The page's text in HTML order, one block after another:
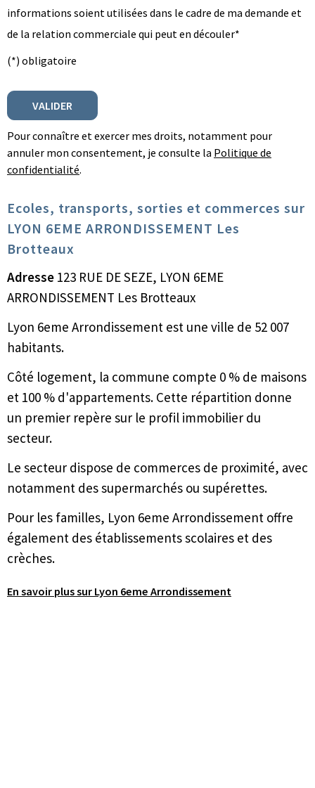
informations soient utilisées dans le cadre de ma demande et
de la relation commerciale qui peut en découler*
(*) obligatoire
Pour connaître et exercer mes droits, notamment pour
annuler mon consentement, je consulte la Politique de
confidentialité.
Ecoles, transports, sorties et commerces sur
LYON 6EME ARRONDISSEMENT Les
Brotteaux
Adresse 123 RUE DE SEZE, LYON 6EME
ARRONDISSEMENT Les Brotteaux
Lyon 6eme Arrondissement est une ville de 52 007
habitants.
Côté logement, la commune compte 0 % de maisons
et 100 % d'appartements. Cette répartition donne
un premier repère sur le profil immobilier du
secteur.
Le secteur dispose de commerces de proximité, avec
notamment des supermarchés ou supérettes.
Pour les familles, Lyon 6eme Arrondissement offre
également des établissements scolaires et des
crèches.
En savoir plus sur Lyon 6eme Arrondissement